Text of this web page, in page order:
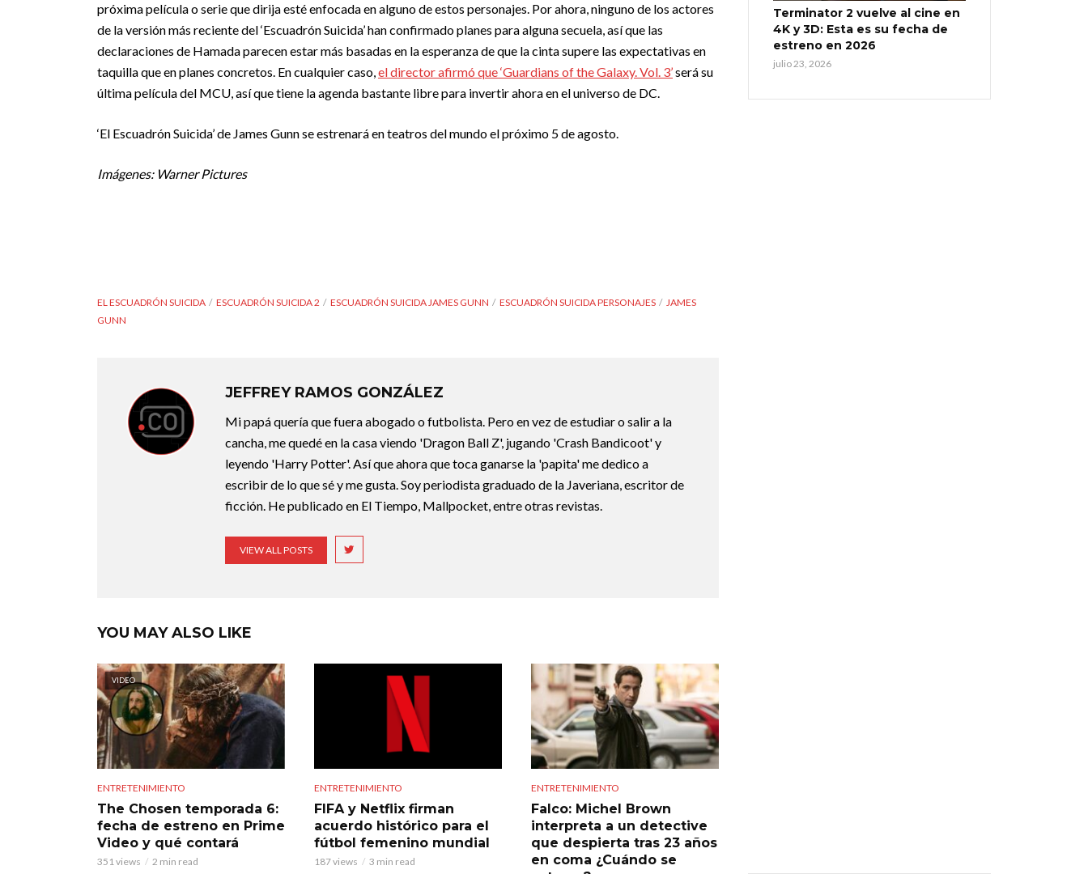
próxima película o serie que dirija esté enfocada en alguno de estos personajes. Por ahora, ninguno de los actores
de la versión más reciente del ‘Escuadrón Suicida’ han confirmado planes para alguna secuela, así que las
declaraciones de Hamada parecen estar más basadas en la esperanza de que la cinta supere las expectativas en
taquilla que en planes concretos. En cualquier caso,el director afirmó que ‘Guardians of the Galaxy. Vol. 3’será su
última película del MCU, así que tiene la agenda bastante libre para invertir ahora en el universo de DC.
‘El Escuadrón Suicida’ de James Gunn se estrenará en teatros del mundo el próximo 5 de agosto.
Imágenes: Warner Pictures
EL ESCUADRÓN SUICIDA ESCUADRÓN SUICIDA 2 ESCUADRÓN SUICIDA JAMES GUNN ESCUADRÓN SUICIDA PERSONAJES
JAMES
GUNN
JEFFREY RAMOS GONZÁLEZ
Mi papá quería que fuera abogado o futbolista. Pero en vez de estudiar o salir a la
cancha, me quedé en la casa viendo 'Dragon Ball Z', jugando 'Crash Bandicoot' y
leyendo 'Harry Potter'. Así que ahora que toca ganarse la 'papita' me dedico a
escribir de lo que sé y me gusta. Soy periodista graduado de la Javeriana, escritor de
ficción. He publicado en El Tiempo, Mallpocket, entre otras revistas.
VIEW ALL POSTS
YOU MAY ALSO LIKE
VIDEO
ENTRETENIMIENTO
The Chosen temporada 6:
fecha de estreno en Prime
Video y qué contará
351 views 2 min read
ENTRETENIMIENTO
FIFA y Netflix firman
acuerdo histórico para el
fútbol femenino mundial
187 views 3 min read
ENTRETENIMIENTO
Falco: Michel Brown
interpreta a un detective
que despierta tras 23 años
en coma ¿Cuándo se
Terminator 2 vuelve al cine en
4K y 3D: Esta es su fecha de
estreno en 2026
julio 23, 2026